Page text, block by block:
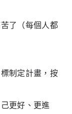
了（每個人都
制定計畫，按
更好、更進